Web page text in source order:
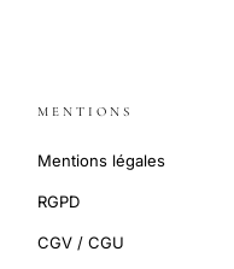
MENTIONS
Mentions légales
RGPD
CGV / CGU